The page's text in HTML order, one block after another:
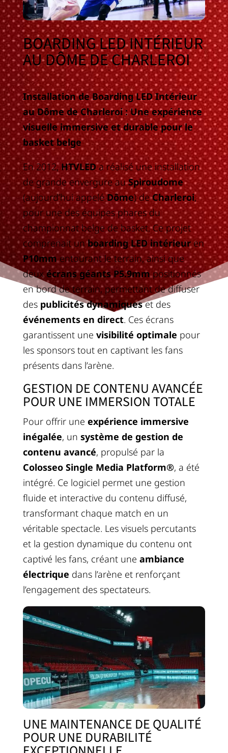
BOARDING LED INTÉRIEUR
AU DÔME DE CHARLEROI
Installation de Boarding LED Intérieur
au Dôme de Charleroi : Une expérience
visuelle immersive et durable pour le
basket belge
En 2012, HTVLEDa réalisé une installation
de grande envergure auSpiroudome
(aujourd’hui appeléDôme) deCharleroi,
pour une des équipes phares du
championnat belge de basket. Ce projet
comprenait unboarding LED intérieuren
P10mmentourant le terrain, ainsi que
deuxécrans géants P5.9mmpositionnés
en bord de terrain, permettant de diffuser
des publicités dynamiqueset des
événements en direct. Ces écrans
garantissent une visibilité optimale pour
les sponsors tout en captivant les fans
présents dans l’arène.
GESTION DE CONTENU AVANCÉE
POUR UNE IMMERSION TOTALE
Pour offrir une expérience immersive
inégalée, un système de gestion de
contenu avancé, propulsé par la
Colosseo Single Media Platform®, a été
intégré. Ce logiciel permet une gestion
fluide et interactive du contenu diffusé,
transformant chaque match en un
véritable spectacle. Les visuels percutants
et la gestion dynamique du contenu ont
captivé les fans, créant une ambiance
électrique dans l’arène et renforçant
l’engagement des spectateurs.
UNE MAINTENANCE DE QUALITÉ
POUR UNE DURABILITÉ